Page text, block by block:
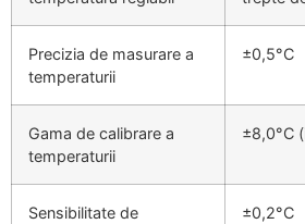
Precizia de masurare a
temperaturii
±0,5°C
Gama de calibrare a
temperaturii
±8,0°C
Sensibilitate de
±0,2°C